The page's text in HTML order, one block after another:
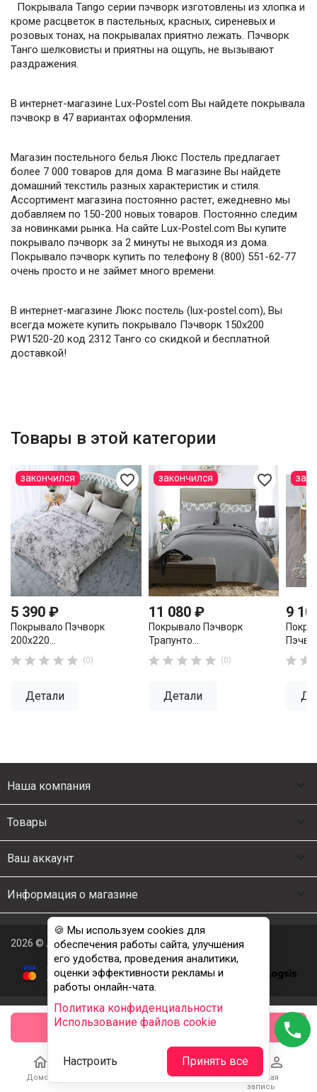
Покрывала Tango серии пэчворк изготовлены из хлопка и
кроме расцветок в пастельных, красных, сиреневых и
розовых тонах, на покрывалах приятно лежать. Пэчворк
Танго шелковисты и приятны на ощупь, не вызывают
раздражения.
В интернет-магазине Lux-Postel.com Вы найдете покрывала
пэчвокр в 47 вариантах оформления.
Магазин постельного белья Люкс Постель предлагает
более 7 000 товаров для дома. В магазине Вы найдете
домашний текстиль разных характеристик и стиля.
Ассортимент магазина постоянно растет, ежедневно мы
добавляем по 150-200 новых товаров. Постоянно следим
за новинками рынка. На сайте Lux-Postel.com Вы купите
покрывало пэчворк за 2 минуты не выходя из дома.
Покрывало пэчворк купить по телефону 8 (800) 551-62-77
очень просто и не займет много времени.
В интернет-магазине Люкс постель (lux-postel.com), Вы
всегда можете купить покрывало Пэчворк 150х200
PW1520-20 код 2312 Танго со скидкой и бесплатной
доставкой!
Товары в этой категории
favorite_border
5 390 ₽
Покрывало Пэчворк
200х220...
     (0)
Детали
закончился favorite_border
11 080 ₽
Покрывало Пэчворк
Трапунто...
     (0)
Детали
закончился
9
 
Наша компания
Товары
Ваш аккаунт
Информация о магазине
2026 © Люкс Постель
🍪 Мы используем cookies для
обеспечения работы сайта, улучшения
его удобства, проведения аналитики,
оценки эффективности рекламы и
работы онлайн-чата.
Политика конфиденциальности
Использование файлов cookie
Настроить Принять все
phone
заказать

Домой

Корзина

Избранное

Учетная
запись